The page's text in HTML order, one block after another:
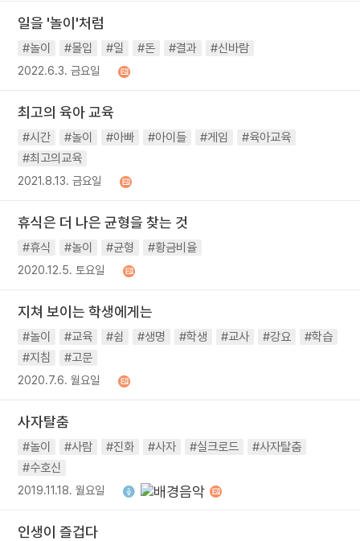
일을 '놀이'처럼
#놀이 #몰입 #일 #돈 #결과 #신바람
2022.6.3. 금요일
최고의 육아 교육
#시간 #놀이 #아빠 #아이들 #게임
#육아교육
#최고의교육
2021.8.13. 금요일
휴식은 더 나은 균형을 찾는 것
#휴식 #놀이 #균형 #황금비율
2020.12.5. 토요일
지쳐 보이는 학생에게는
#놀이 #교육 #쉼 #생명 #학생 #교사 #강요
#학습
#지침
#고문
2020.7.6. 월요일
사자탈춤
#놀이 #사람 #진화 #사자 #실크로드
#사자탈춤
#수호신
2019.11.18. 월요일
인생이 즐겁다